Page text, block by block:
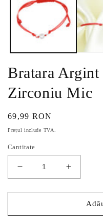
fereastră
modală
Bratara Argint
Zirconiu Mic
Preț
obișnuit
69,99 RON
Prețul include TVA.
Cantitate
Reduceți
cantitatea
pentru
Argint
Creșteți
cantitatea
pentru
Bratara
Argint